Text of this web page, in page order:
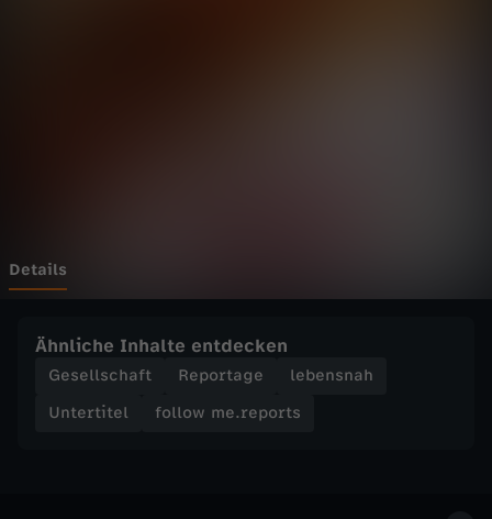
o
t
Details
Ähnliche Inhalte entdecken
Gesellschaft Reportage
lebensnah
Untertitel
follow me.reports